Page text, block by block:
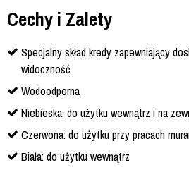
Cechy i Zalety
Specjalny skład kredy zapewniający
widoczność
Wodoodporna
Niebieska: do użytku wewnątrz i na
Czerwona: do użytku przy pracach
Biała: do użytku wewnątrz